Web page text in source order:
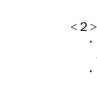
<２
・
・